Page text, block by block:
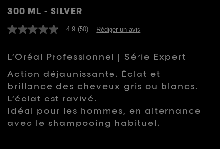
300 ML - SILVER
4.9
5,
de
la
note
moyenne.
Read
50
Reviews.
Lien
4.9 (50) Rédiger un avis
L’Oréal Professionnel | Série Expert
Action déjaunissante. Éclat et
brillance des cheveux gris ou blancs.
L’éclat est ravivé.
Idéal pour les hommes, en alternance
avec le shampooing habituel.